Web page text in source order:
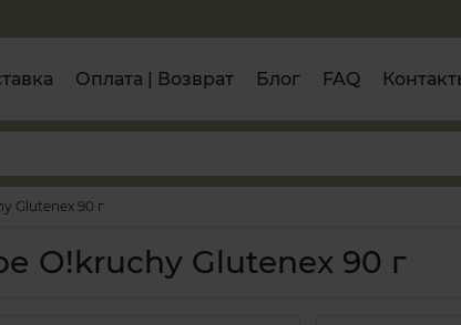
Оплата | Возврат Блог FAQ
Glutenex 90 г
O!kruchy Glutenex 90 г